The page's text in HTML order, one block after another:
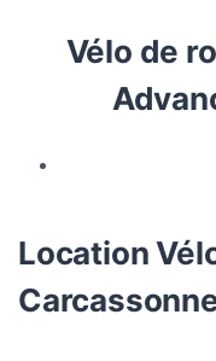
Vélo de
Location